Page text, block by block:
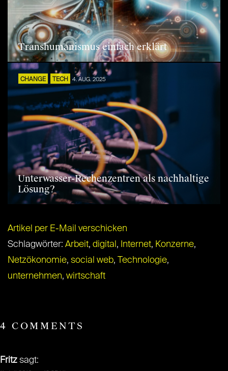
Transhumanismus einfach erklärt
CHANGE TECH 4. AUG. 2025
Unterwasser-Rechenzentren als nachhaltige
Lösung?
Artikel per E-Mail verschicken
Schlagwörter: Arbeit, digital , Internet, Konzerne,
Netzökonomie, social web, Technologie,
unternehmen, wirtschaft
4 COMMENTS
Fritz sagt: